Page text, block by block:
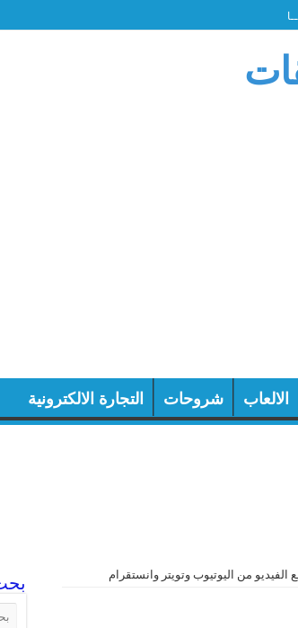
الالعاب شروحات التجارة الالكترونية
من اليوتيوب وتويتر وانستقرام